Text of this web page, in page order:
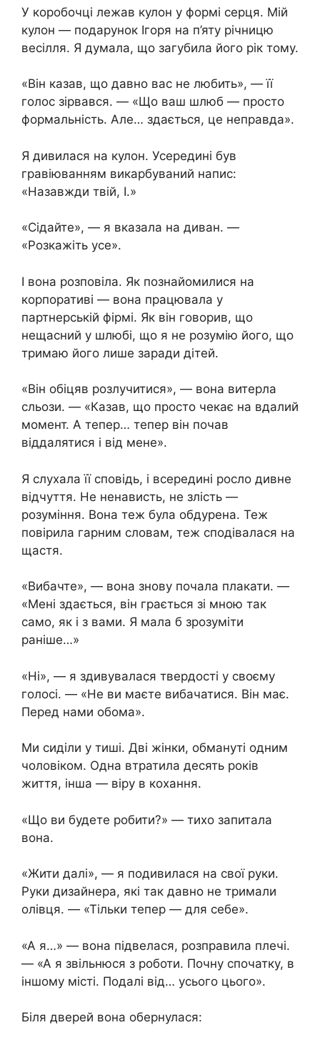
У коробочці лежав кулон у формі серця. Мій
кулон — подарунок Ігоря на п’яту річницю
весілля. Я думала, що загубила його рік тому.
«Він казав, що давно вас не любить», — її
голос зірвався. — «Що ваш шлюб — просто
формальність. Але… здається, це неправда».
Я дивилася на кулон. Усередині був
гравіюванням викарбуваний напис:
«Назавжди твій, І.»
«Сідайте», — я вказала на диван. —
«Розкажіть усе».
І вона розповіла. Як познайомилися на
корпоративі — вона працювала у
партнерській фірмі. Як він говорив, що
нещасний у шлюбі, що я не розумію його, що
тримаю його лише заради дітей.
«Він обіцяв розлучитися», — вона витерла
сльози. — «Казав, що просто чекає на вдалий
момент. А тепер… тепер він почав
віддалятися і від мене».
Я слухала її сповідь, і всередині росло дивне
відчуття. Не ненависть, не злість —
розуміння. Вона теж була обдурена. Теж
повірила гарним словам, теж сподівалася на
щастя.
«Вибачте», — вона знову почала плакати. —
«Мені здається, він грається зі мною так
само, як і з вами. Я мала б зрозуміти
раніше…»
«Ні», — я здивувалася твердості у своєму
голосі. — «Не ви маєте вибачатися. Він має.
Перед нами обома».
Ми сиділи у тиші. Дві жінки, обмануті одним
чоловіком. Одна втратила десять років
життя, інша — віру в кохання.
«Що ви будете робити?» — тихо запитала
вона.
«Жити далі», — я подивилася на свої руки.
Руки дизайнера, які так давно не тримали
олівця. — «Тільки тепер — для себе».
«А я…» — вона підвелася, розправила плечі.
— «А я звільнюся з роботи. Почну спочатку, в
іншому місті. Подалі від… усього цього».
Біля дверей вона обернулася: